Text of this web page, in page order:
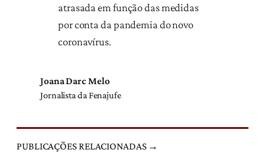
atrasada em função das medidas
por conta da pandemia do novo
coronavírus.
Joana Darc Melo
Jornalista da Fenajufe
PUBLICAÇÕES RELACIONADAS →